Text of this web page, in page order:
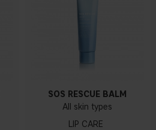
SOS RESCUE BALM
All skin types
LIP CARE